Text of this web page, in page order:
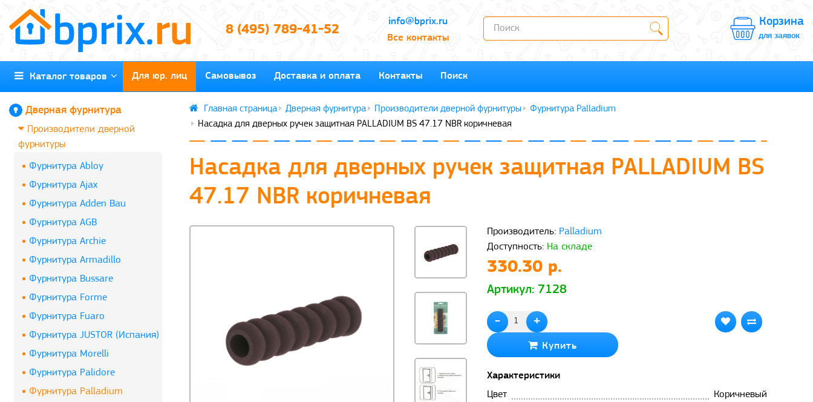
8 (495) 789-41-52
info@bprix.ru
Все контакты
Корзина
для заявок
Каталог товаров Для юр. лиц Самовывоз Доставка и оплата Контакты Поиск
Дверная фурнитура
Производители дверной
фурнитуры
Фурнитура Abloy
Фурнитура Ajax
Фурнитура Adden Bau
Фурнитура AGB
Фурнитура Archie
Фурнитура Armadillo
Фурнитура Bussare
Фурнитура Forme
Фурнитура Fuaro
Фурнитура JUSTOR (Испания)
Фурнитура Morelli
Фурнитура Palidore
Фурнитура Palladium
Дверная фурнитура Производители дверной фурнитуры
Фурнитура Palladium
Насадка для дверных ручек защитная PALLADIUM BS 47.17 NBR коричневая
Насадка для дверных ручек защитная PALLADIUM BS
47.17 NBR коричневая
Производитель: Palladium
Доступность: На складе
330.30 р.
Артикул: 7128
- +
Купить
Характеристики
Цвет
Коричневый